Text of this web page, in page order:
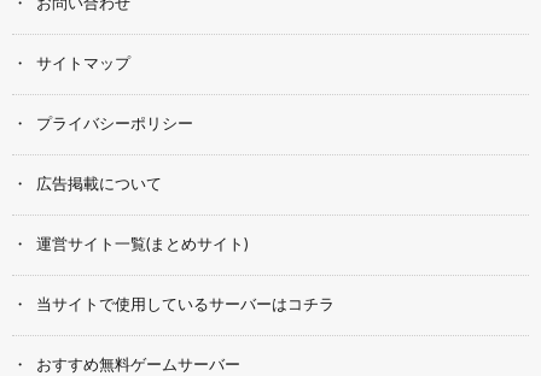
お問い合わせ
サイトマップ
プライバシーポリシー
広告掲載について
運営サイト一覧(まとめサイト)
当サイトで使用しているサーバーはコチラ
おすすめ無料ゲームサーバー